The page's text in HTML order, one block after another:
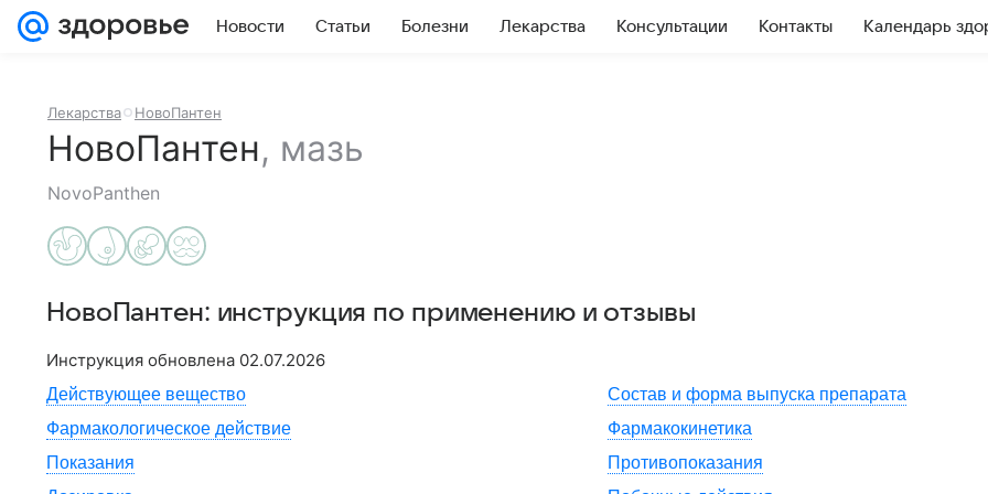
Новости Статьи Болезни Лекарства Консультации Контакты Календарь
Лекарства НовоПантен
НовоПантен, мазь
NovoPanthen
НовоПантен: инструкция по применению и отзывы
Инструкция обновлена 02.07.2026
Действующее вещество
Состав и форма выпуска препарата
Фармакологическое действие
Фармакокинетика
Показания
Противопоказания